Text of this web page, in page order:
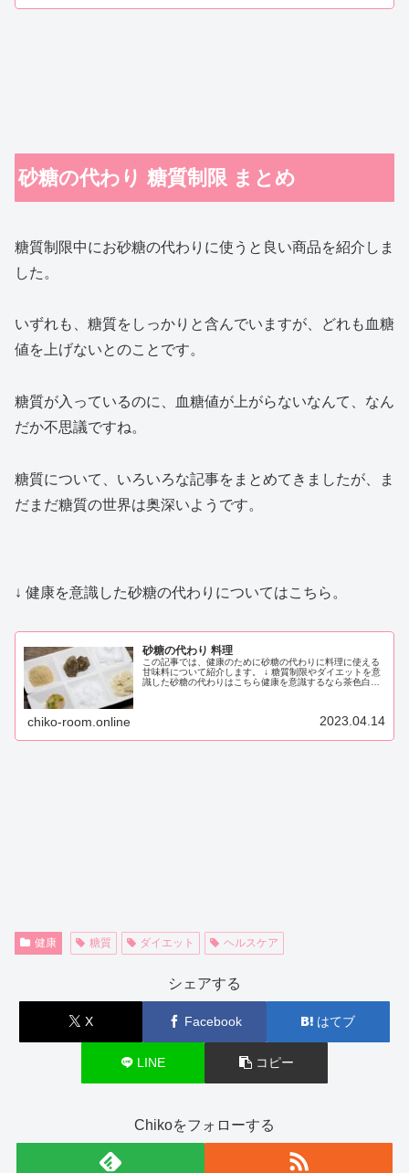
砂糖の代わり 糖質制限 まとめ
糖質制限中にお砂糖の代わりに使うと良い商品を紹介しま
した。
いずれも、糖質をしっかりと含んでいますが、どれも血糖
値を上げないとのことです。
糖質が入っているのに、血糖値が上がらないなんて、なん
だか不思議ですね。
糖質について、いろいろな記事をまとめてきましたが、ま
だまだ糖質の世界は奥深いようです。
↓ 健康を意識した砂糖の代わりについてはこちら。
砂糖の代わり 料理
この記事では、健康のために砂糖の代わりに料理に使える
甘味料について紹介します。 ↓ 糖質制限やダイエットを意
識した砂糖の代わりはこちら健康を意識するなら茶色白い
chiko-room.online 2023.04.14
健康 糖質 ダイエット ヘルスケア
シェアする
X Facebook はてブ
LINE コピー
Chikoをフォローする